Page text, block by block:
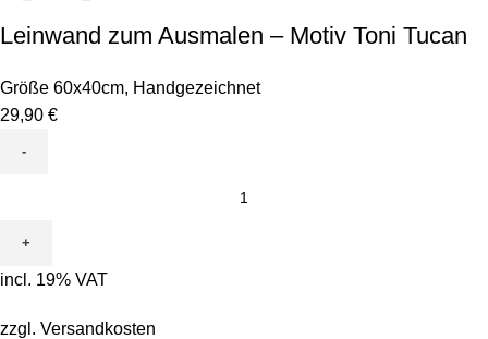
Leinwand zum Ausmalen – Motiv Toni Tucan
Größe 60x40cm, Handgezeichnet
29,90 €
Ausmalen
-
Toni
incl. 19% VAT
zzgl. Versandkosten